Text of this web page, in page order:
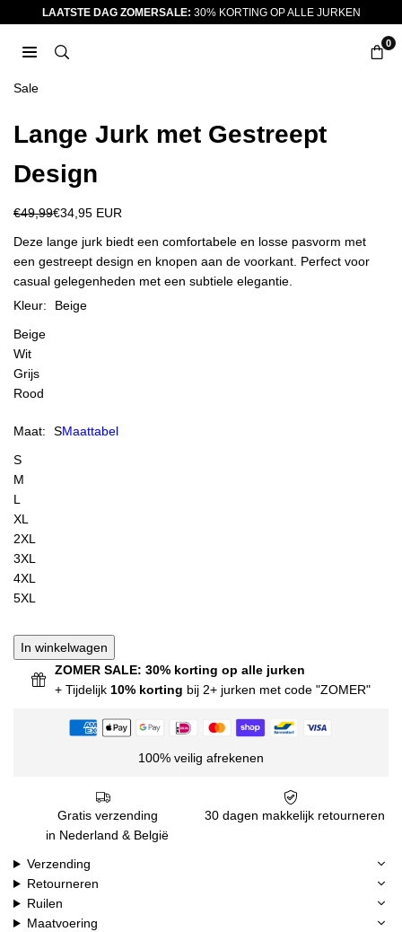
naar
inhoud
LAATSTE DAG ZOMERSALE: 30% KORTING OP ALLE JURKEN
0
Sale
Lange Jurk met Gestreept
Design
Reguliere
prijs
€49,99€34,95 EUR
Deze lange jurk biedt een comfortabele en losse pasvorm met
een gestreept design en knopen aan de voorkant. Perfect voor
casual gelegenheden met een subtiele elegantie.
Kleur:
Beige
Beige
Wit
Grijs
Rood
Maat: SMaattabel
S
M
L
XL
2XL
3XL
4XL
5XL
In winkelwagen
ZOMER SALE: 30% korting op alle jurken
+ Tijdelijk 10% korting bij 2+ jurken met code "ZOMER"
100% veilig afrekenen
Gratis verzending
in Nederland & België
30 dagen makkelijk retourneren
Verzending
Retourneren
Ruilen
Maatvoering